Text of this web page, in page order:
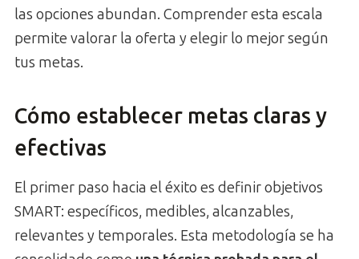
las opciones abundan. Comprender esta escala
permite valorar la oferta y elegir lo mejor según
tus metas.
Cómo establecer metas claras y
efectivas
El primer paso hacia el éxito es definir objetivos
SMART: específicos, medibles, alcanzables,
relevantes y temporales. Esta metodología se ha